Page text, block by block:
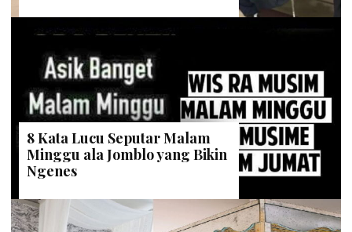
8 Kata Lucu Seputar Malam
Minggu ala Jomblo yang Bikin
Ngenes